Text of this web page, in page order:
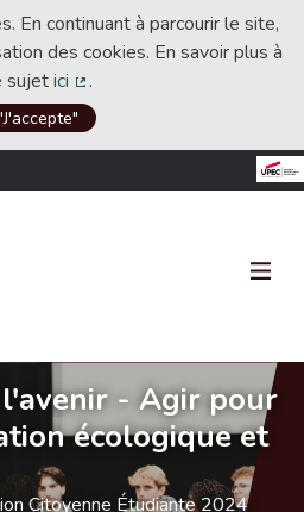
En continuant à parcourir le site,
des cookies. En savoir plus à
sujetici
(Lien externe)
.
- Agir pour
écologique et
Citoyenne Étudiante 2024